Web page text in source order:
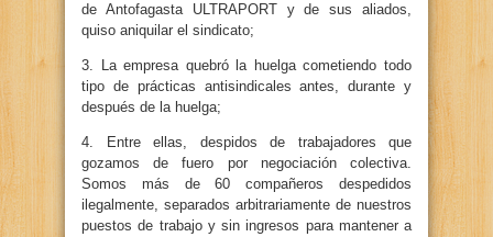
de Antofagasta ULTRAPORT y de sus aliados,
quiso aniquilar el sindicato;
3. La empresa quebró la huelga cometiendo todo
tipo de prácticas antisindicales antes, durante y
después de la huelga;
4. Entre ellas, despidos de trabajadores que
gozamos de fuero por negociación colectiva.
Somos más de 60 compañeros despedidos
ilegalmente, separados arbitrariamente de nuestros
puestos de trabajo y sin ingresos para mantener a